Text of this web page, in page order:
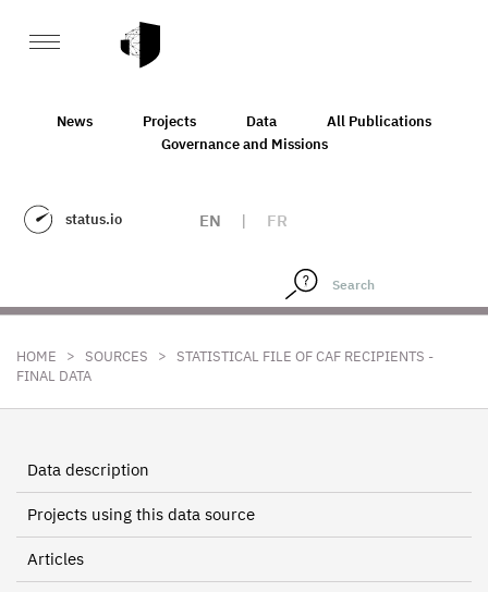
News Projects Data
All Publications
Governance and Missions
status.io EN | FR
HOME > SOURCES > STATISTICAL FILE OF CAF RECIPIENTS -
FINAL DATA
Data description
Projects using this data source
Articles